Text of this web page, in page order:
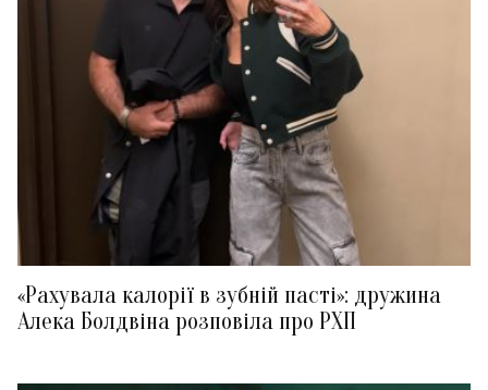
«Рахувала калорії в зубній пасті»: дружина
Алека Болдвіна розповіла про РХП